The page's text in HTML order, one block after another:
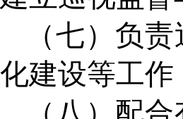
（七）负
化建设等工作